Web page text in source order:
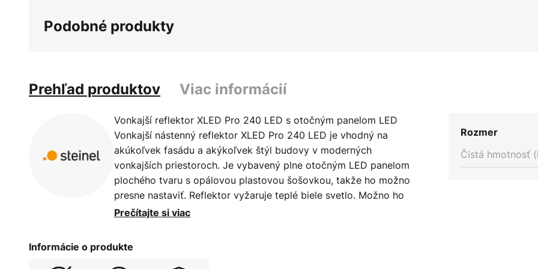
obrázkov
Podobné produkty
Prehľad produktov Viac informácií
Vonkajší reflektor XLED Pro 240 LED s otočným panelom LED
Vonkajší nástenný reflektor XLED Pro 240 LED je vhodný na
akúkoľvek fasádu a akýkoľvek štýl budovy v moderných
vonkajších priestoroch. Je vybavený plne otočným LED panelom
plochého tvaru s opálovou plastovou šošovkou, takže ho možno
presne nastaviť. Reflektor vyžaruje teplé biele svetlo. Možno ho
inštalovať v montážnej výške do šiestich metrov. Reflektor v
hlavnej verzii so snímačom, čo umožňuje synchronizované
osvetlenie väčších plôch.
Prečítajte si viac
Informácie o produkte
Rozmer
Čistá hmotnosť